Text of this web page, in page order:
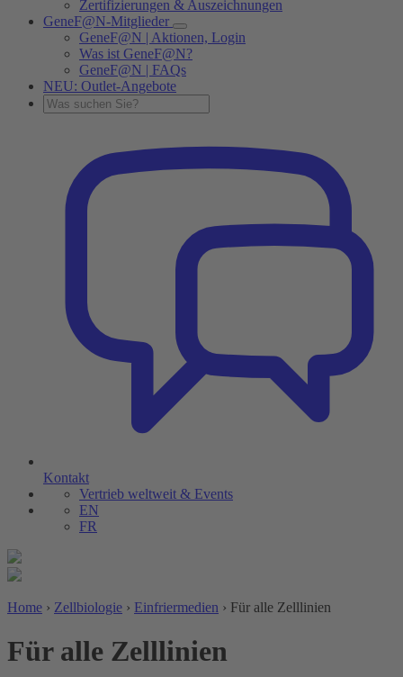
Zertifizierungen & Auszeichnungen
GeneF@N-Mitglieder
GeneF@N | Aktionen, Login
Was ist GeneF@N?
GeneF@N | FAQs
NEU: Outlet-Angebote
Kontakt
Vertrieb weltweit & Events
EN
FR
Home › Zellbiologie › Einfriermedien › Für alle Zelllinien
Für alle Zelllinien